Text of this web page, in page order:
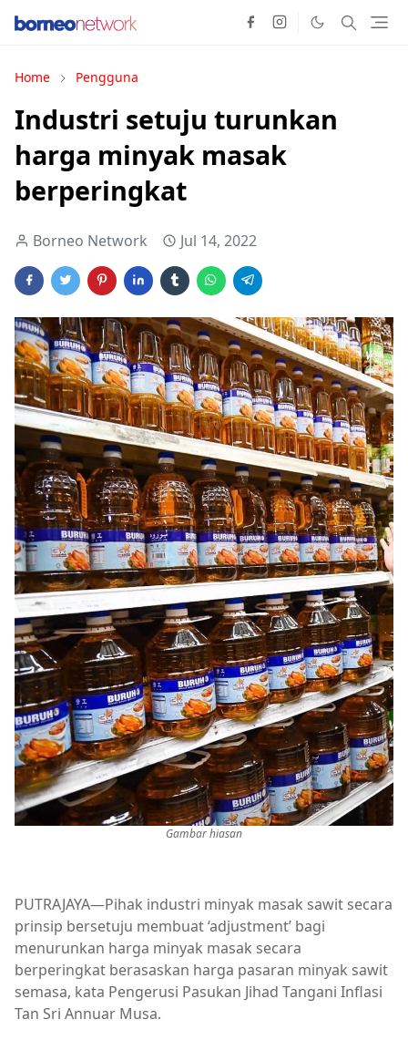
Home Pengguna
Industri setuju turunkan
harga minyak masak
berperingkat
Borneo Network Jul 14, 2022
Gambar hiasan
PUTRAJAYA—Pihak industri minyak masak sawit secara
prinsip bersetuju membuat ‘adjustment’ bagi
menurunkan harga minyak masak secara
berperingkat berasaskan harga pasaran minyak sawit
semasa, kata Pengerusi Pasukan Jihad Tangani Inflasi
Tan Sri Annuar Musa.